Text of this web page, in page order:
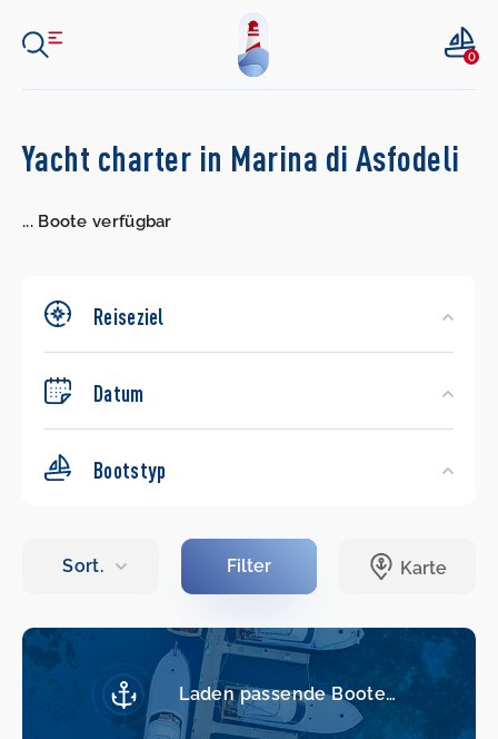
0
Search
Yacht charter in Marina di Asfodeli
...Boote verfügbar
Reiseziel
Datum
Bootstyp
Laden passende Boote…